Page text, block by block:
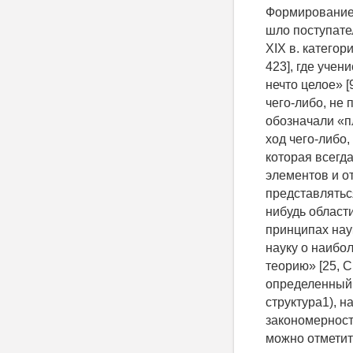
Формирование категориальных представлений в любой отрасли знаний, как правило, шло поступательно, удовлетворяя потребности своего времени. Так, во второй половине XIX в. категория «доктрина» (от лат. doctrina) означала «учение, теория, система» [6, С. 423], где учение представляло собой «отдельную часть, отрасль науки, образующую нечто целое» [9, С. 333], теория - «умозрение, умозаключение; заключение, вывод из чего-либо, не по явлению на деле, а по выводам своим» [9, С. 229], а системой обозначали «план, порядок расположения частей целого, предначертанное устройство, ход чего-либо, в последовательном, связном порядке» [9, С. 62], т. е., по сути, структуру, которая всегда представляла собой «совокупность некоторых элементов, групп элементов и отношений между ними». В первой половине XX в. «доктрина» стала представляться уже как «учение, т. е. «совокупность теоретических положений о какой-нибудь области явлений действительности» [25, С. 682], научную, т. е. основанную на принципах науки, отвечающую требованиям науки [25, С. 327], или философскую, т. е. науку о наиболее общих законах развития природы, общества и мышления [25, С. 676], теорию» [25, С. 150], где сама теория определялась как «учение, система, т. е. определенный порядок в расположении связи частей чего-нибудь [25, С. 577] (по сути, структура1), научных принципов, идей, обобщающих практический опыт и отражающих закономерности природы, общества, мышления» [25, С. 635]. 1 Вставлено нами. В целом можно отметить, что такие представления категории «доктрина», по сути, лишь с определенным допуском характеризовали именно статику, обеспечивали ее и при этом исходили из предположения о ее наличии.